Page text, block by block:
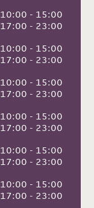
10:00 - 15:00
17:00 - 23:00
10:00 - 15:00
17:00 - 23:00
10:00 - 15:00
17:00 - 23:00
10:00 - 15:00
17:00 - 23:00
10:00 - 15:00
17:00 - 23:00
10:00 - 15:00
17:00 - 23:00